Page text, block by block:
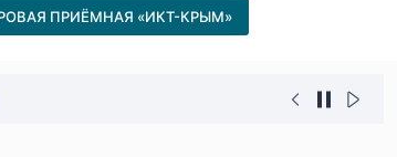
ПРИЁМНАЯ «ИКТ-КРЫМ»